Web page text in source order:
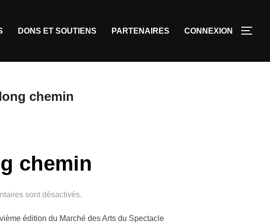
DONS ET SOUTIENS PARTENAIRES CONNEXION
chemin
chemin
sont désactivés.
édition du Marché des Arts du Spectacle